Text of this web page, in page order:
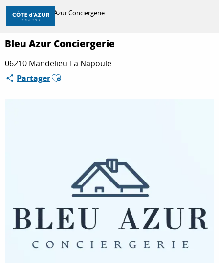
Aller
contenu
principal
DÉCOUVRIR
À FAIRE
Accueil Bleu Azur Conciergerie
Bleu Azur Conciergerie
06210 Mandelieu-La Napoule
PartagerAjouter aux favoris